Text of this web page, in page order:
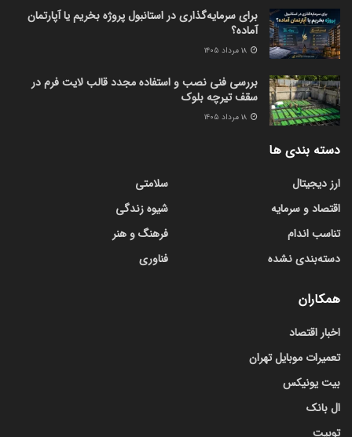
برای سرمایه‌گذاری در استانبول پروژه بخریم یا آپارتمان
آماده؟
بررسی فنی نصب و استفاده مجدد قالب لایت فرم در
سقف تیرچه بلوک
دسته بندی ها
ارز دیجیتال
اقتصاد و سرمایه
تناسب اندام
دسته‌بندی نشده
سلامتی
شیوه زندگی
فرهنگ و هنر
فناوری
همکاران
اخبار اقتصاد
تعمیرات موبایل تهران
بیت یونیکس
ال بانک
توبیت